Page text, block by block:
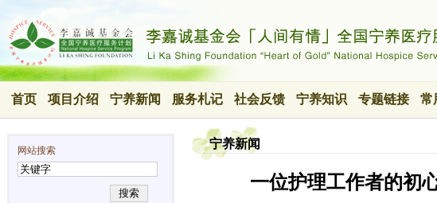
首页 项目介绍 宁养新闻 服务札记 社会反馈 宁养知识 专题链接 常
网站搜索
搜索
宁养新闻
一位护理工作者的初